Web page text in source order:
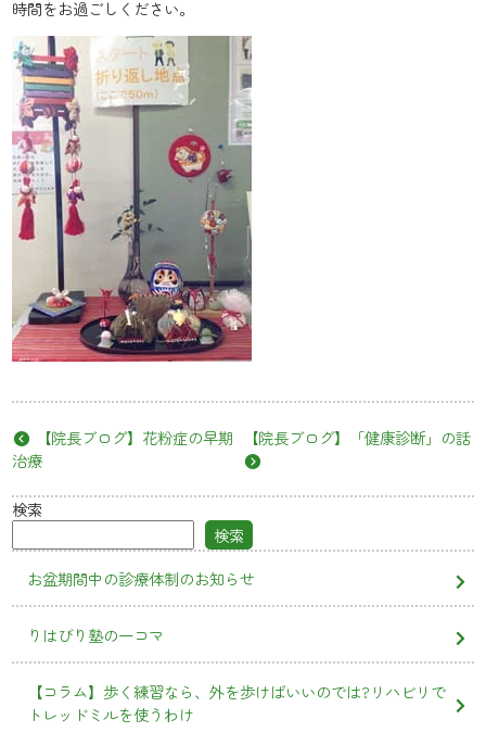
時間をお過ごしください。
【院長ブログ】花粉症の早期
治療
【院長ブログ】「健康診断」の話
検索
検索
お盆期間中の診療体制のお知らせ
りはびり塾の一コマ
【コラム】歩く練習なら、外を歩けばいいのでは?リハビリで
トレッドミルを使うわけ